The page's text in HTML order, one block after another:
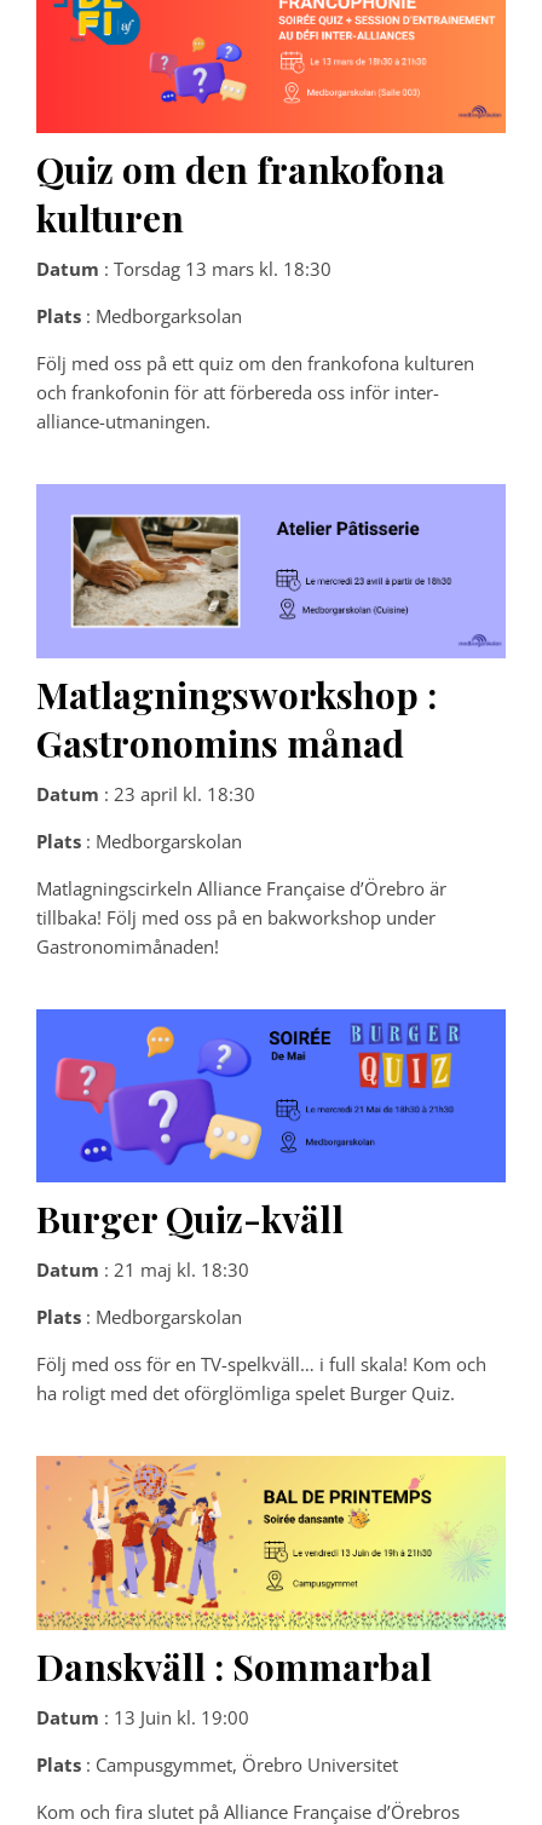
Quiz om den frankofona
kulturen
Datum : Torsdag 13 mars kl. 18:30
Plats : Medborgarksolan
Följ med oss på ett quiz om den frankofona kulturen
och frankofonin för att förbereda oss inför inter-
alliance-utmaningen.
Matlagningsworkshop :
Gastronomins månad
Datum : 23 april kl. 18:30
Plats : Medborgarskolan
Matlagningscirkeln Alliance Française d’Örebro är
tillbaka! Följ med oss ​​på en bakworkshop under
Gastronomimånaden!
Burger Quiz-kväll
Datum : 21 maj kl. 18:30
Plats : Medborgarskolan
Följ med oss för en TV-spelkväll… i full skala! Kom och
ha roligt med det oförglömliga spelet Burger Quiz.
Danskväll : Sommarbal
Datum : 13 Juin kl. 19:00
Plats : Campusgymmet, Örebro Universitet
Kom och fira slutet på Alliance Française d’Örebros